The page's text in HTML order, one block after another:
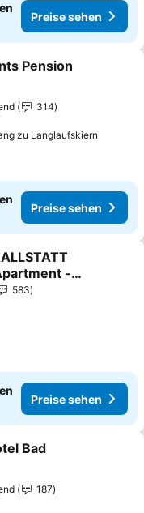
Preise sehen
hinzufügen
Pension
314
zu Langlaufskiern
Preise sehen
hinzufügen
-
583
Preise sehen
hinzufügen
Bad
187